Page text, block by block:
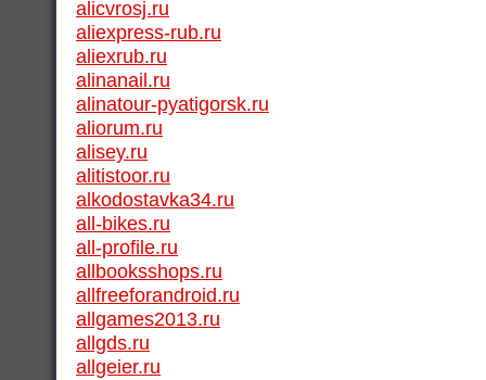
alicvrosj.ru
aliexpress-rub.ru
aliexrub.ru
alinanail.ru
alinatour-pyatigorsk.ru
aliorum.ru
alisey.ru
alitistoor.ru
alkodostavka34.ru
all-bikes.ru
all-profile.ru
allbooksshops.ru
allfreeforandroid.ru
allgames2013.ru
allgds.ru
allgeier.ru